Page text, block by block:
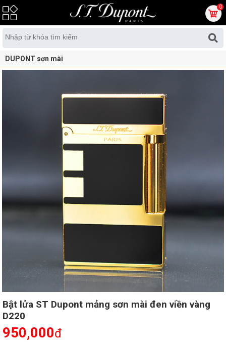
0
DUPONT sơn mài
Bật lửa ST Dupont mảng sơn mài đen viền vàng
D220
950,000đ